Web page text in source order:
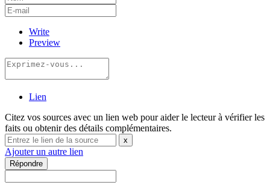
Write
Preview
Lien
Citez vos sources avec un lien web pour aider le lecteur à vérifier les
faits ou obtenir des détails complémentaires.
x
Ajouter un autre lien
Répondre